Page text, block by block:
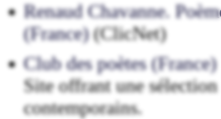
Renaud Chavanne.
(France)(ClicNet)
Club des poètes (France)
Site offrant une
contemporains.